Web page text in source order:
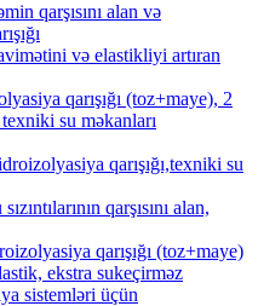
qarşısını alan və
və elastikliyi artıran
qarışığı (toz+maye), 2
su məkanları
qarışığı,texniki su
qarşısını alan,
qarışığı (toz+maye)
ekstra sukeçirməz
sistemləri üçün